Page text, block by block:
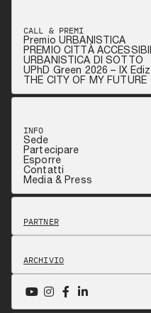
CALL & PREMI
Premio URBANISTICA
PREMIO CITTÀ
URBANISTICA DI SOTTO
UPhD Green 2026 – IX
THE CITY OF MY FUTURE
INFO
Sede
Partecipare
Esporre
Contatti
Media & Press
PARTNER
ARCHIVIO